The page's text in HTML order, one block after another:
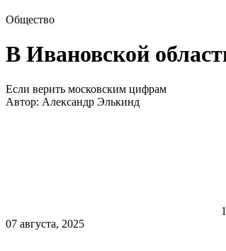
Общество
В Ивановской
Если верить московским цифрам
Автор: Александр Элькинд
07 августа, 2025